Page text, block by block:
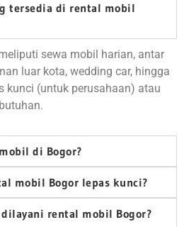
tersedia di rental mobil
sewa mobil harian, antar
luar kota, wedding car, hingga
kunci (untuk perusahaan) atau
di Bogor?
mobil Bogor lepas kunci?
dilayani rental mobil Bogor?